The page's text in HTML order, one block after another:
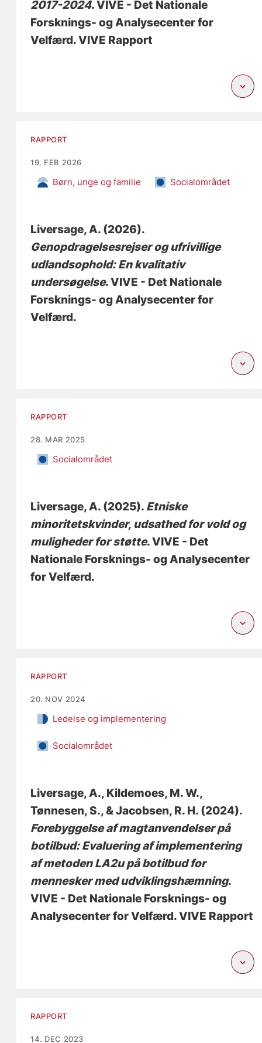
2017-2024. VIVE - Det Nationale
Forsknings- og Analysecenter for
Velfærd. VIVE Rapport
RAPPORT
19. FEB 2026
Børn, unge og familie Socialområdet
Liversage, A. (2026).
Genopdragelsesrejser og ufrivillige
udlandsophold: En kvalitativ
undersøgelse. VIVE - Det Nationale
Forsknings- og Analysecenter for
Velfærd.
RAPPORT
28. MAR 2025
Socialområdet
Liversage, A. (2025). Etniske
minoritetskvinder, udsathed for vold og
muligheder for støtte. VIVE - Det
Nationale Forsknings- og Analysecenter
for Velfærd.
RAPPORT
20. NOV 2024
Ledelse og implementering
Socialområdet
Liversage, A., Kildemoes, M. W.,
Tønnesen, S., & Jacobsen, R. H. (2024).
Forebyggelse af magtanvendelser på
botilbud: Evaluering af implementering
af metoden LA2u på botilbud for
mennesker med udviklingshæmning.
VIVE - Det Nationale Forsknings- og
Analysecenter for Velfærd. VIVE Rapport
RAPPORT
14. DEC 2023